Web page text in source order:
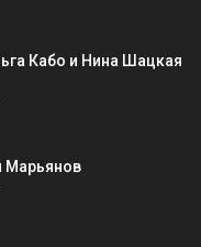
Кабо и Нина Шацкая
Марьянов